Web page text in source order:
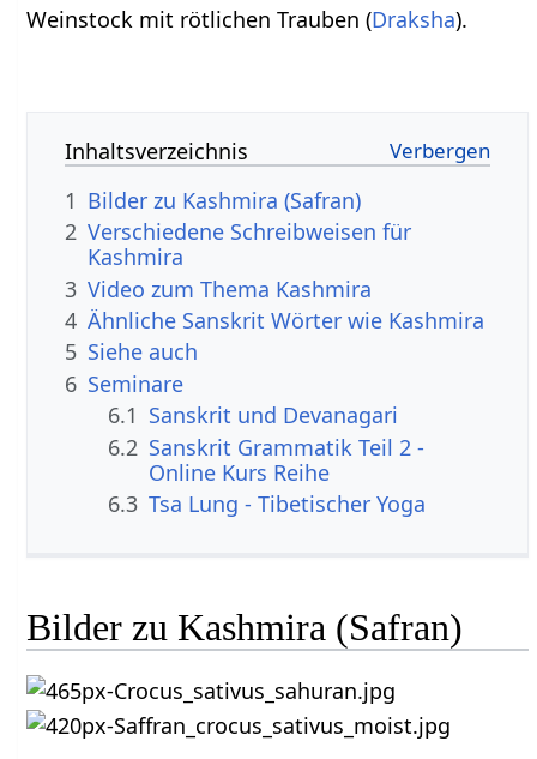
Weinstock mit rötlichen Trauben (Draksha).
Inhaltsverzeichnis
1 Bilder zu Kashmira (Safran)
2 Verschiedene Schreibweisen für
Kashmira
3 Video zum Thema Kashmira
4 Ähnliche Sanskrit Wörter wie Kashmira
5 Siehe auch
6 Seminare
6.1 Sanskrit und Devanagari
6.2 Sanskrit Grammatik Teil 2 -
Online Kurs Reihe
6.3 Tsa Lung - Tibetischer Yoga
Bilder zu Kashmira (Safran)